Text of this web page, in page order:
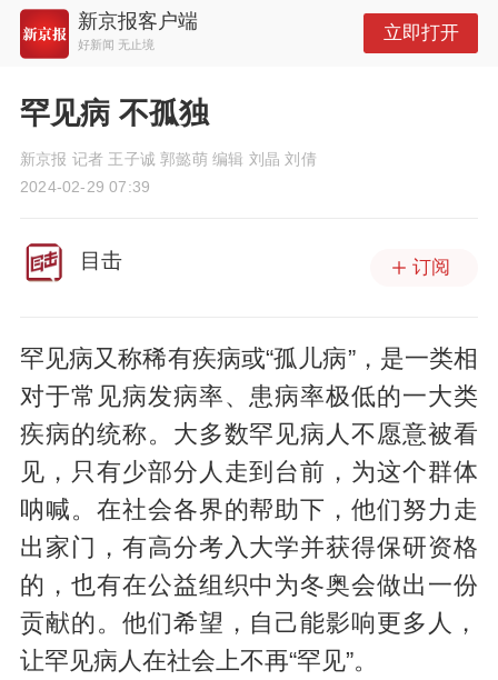
新京报客户端
好新闻 无止境
立即打开
罕见病 不孤独
新京报 记者 王子诚 郭懿萌 编辑 刘晶 刘倩
2024-02-29 07:39
目击 订阅
罕见病又称稀有疾病或“孤儿病”，是一类相
对于常见病发病率、患病率极低的一大类
疾病的统称。大多数罕见病人不愿意被看
见，只有少部分人走到台前，为这个群体
呐喊。在社会各界的帮助下，他们努力走
出家门，有高分考入大学并获得保研资格
的，也有在公益组织中为冬奥会做出一份
贡献的。他们希望，自己能影响更多人，
让罕见病人在社会上不再“罕见”。